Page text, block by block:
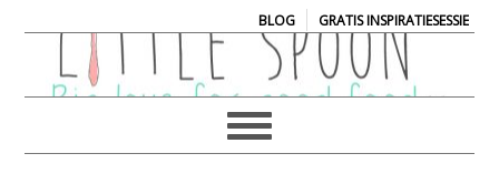
BLOG| GRATIS INSPIRATIESESSIE